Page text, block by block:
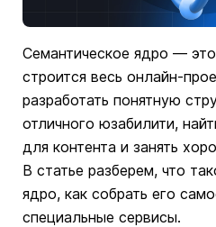
Семантическое ядро —
строится весь онлайн-
разработать понятную
отличного юзабилити,
для контента и занять
В статье разберем, что
ядро, как собрать его
специальные сервисы.